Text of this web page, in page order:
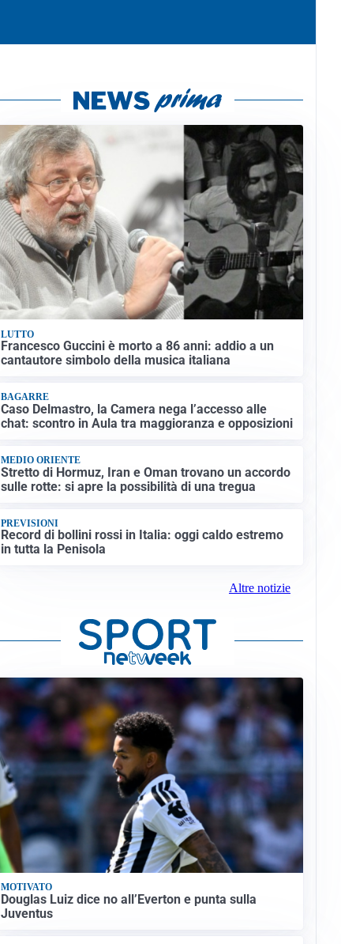
LUTTO
Francesco Guccini è morto a 86 anni: addio a un
cantautore simbolo della musica italiana
BAGARRE
Caso Delmastro, la Camera nega l’accesso alle
chat: scontro in Aula tra maggioranza e opposizioni
MEDIO ORIENTE
Stretto di Hormuz, Iran e Oman trovano un accordo
sulle rotte: si apre la possibilità di una tregua
PREVISIONI
Record di bollini rossi in Italia: oggi caldo estremo
in tutta la Penisola
Altre notizie
MOTIVATO
Douglas Luiz dice no all’Everton e punta sulla
Juventus